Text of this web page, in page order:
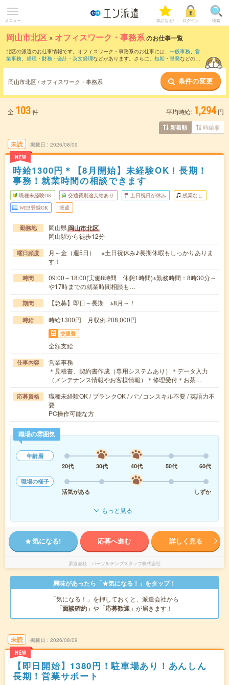
メニュー 気になる! ログイン 検索
岡山市北区 × オフィスワーク・事務系のお仕事一覧
北区の派遣のお仕事情報です。オフィスワーク・事務系のお仕事には、 一般事務、 営
業事務、 経理・財務・会計・英文経理などがあります。さらに、 短期 ・ 単発などの期
岡山市北区 / オフィスワーク・事務系 条件の変更
全 103件 平均時給: 1,294 円
新着順 時給順
未読
NEW
掲載日 2026/08/09
時給1300円＊【8月開始】未経験OK！長期！
事務！就業時間の相談できます
職種未経験OK 交通費別途支給あり 土日祝日が休み 残業なし
WEB登録OK 派遣
勤務地 岡山県岡山市北区
岡山駅から徒歩12分
曜日頻度
月～金（週5日） ※土日祝休み♪長期休暇もしっかりありま
す！
時間
09:00～18:00(実働8時間 休憩1時間)※勤務時間：8時30分～
や17時までの就業時間相談も…
期間 【急募】即日～長期 ※8月～！
時給 時給1300円 月収例 208,000円
交通費
全額支給
仕事内容
営業事務
＊見積書、契約書作成（専用システムあり）＊データ入力
（メンテナンス情報やお客様情報）＊修理受付＊お茶…
応募資格
職種未経験OK / ブランクOK / パソコンスキル不要 / 英語力不
要
PC操作可能な方
職場の雰囲気
年齢層
20代
30代 40代 50代
60代
職場の様子
活気がある
しずか
もっと見る
気になる! 応募へ進む 詳しく見る
派遣会社 パーソルテンプスタッフ株式会社
興味があったら「★気になる！」をタップ！
「気になる！」を押しておくと、派遣会社から
「面談確約」 や 「応募歓迎」 が届きます！
未読
NEW
掲載日 2026/08/09
【即日開始】1380円！駐車場あり！あんしん
長期！営業サポート